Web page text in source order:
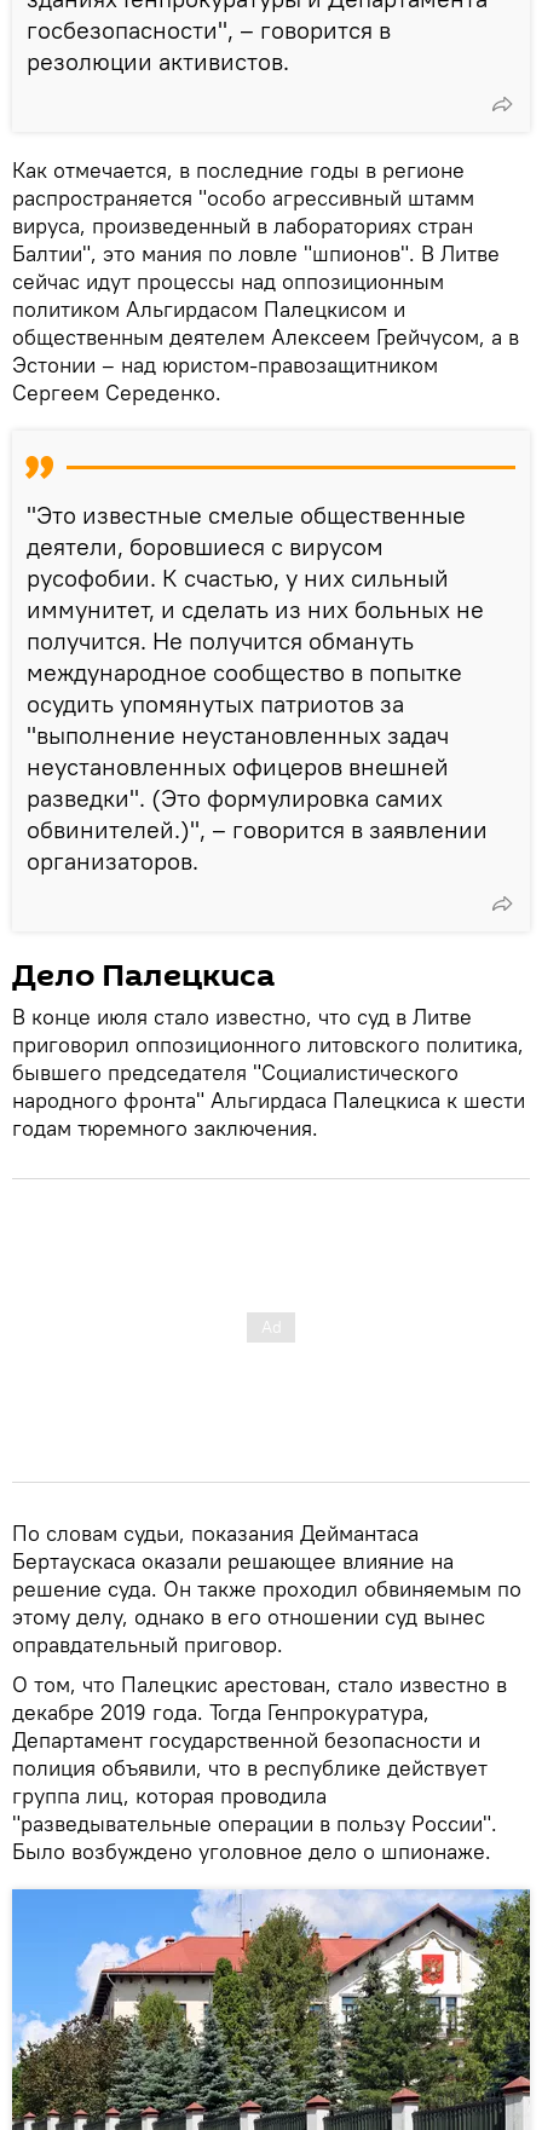
госбезопасности", – говорится в
резолюции активистов.
Как отмечается, в последние годы в регионе
распространяется "особо агрессивный штамм
вируса, произведенный в лабораториях стран
Балтии", это мания по ловле "шпионов". В Литве
сейчас идут процессы над оппозиционным
политиком Альгирдасом Палецкисом и
общественным деятелем Алексеем Грейчусом, а в
Эстонии – над юристом-правозащитником
Сергеем Середенко.
"Это известные смелые общественные
деятели, боровшиеся с вирусом
русофобии. К счастью, у них сильный
иммунитет, и сделать из них больных не
получится. Не получится обмануть
международное сообщество в попытке
осудить упомянутых патриотов за
"выполнение неустановленных задач
неустановленных офицеров внешней
разведки". (Это формулировка самих
обвинителей.)", – говорится в заявлении
организаторов.
Дело Палецкиса
В конце июля стало известно, что суд в Литве
приговорил оппозиционного литовского политика,
бывшего председателя "Социалистического
народного фронта" Альгирдаса Палецкиса к шести
годам тюремного заключения.
По словам судьи, показания Деймантаса
Бертаускаса оказали решающее влияние на
решение суда. Он также проходил обвиняемым по
этому делу, однако в его отношении суд вынес
оправдательный приговор.
О том, что Палецкис арестован, стало известно в
декабре 2019 года. Тогда Генпрокуратура,
Департамент государственной безопасности и
полиция объявили, что в республике действует
группа лиц, которая проводила
"разведывательные операции в пользу России".
Было возбуждено уголовное дело о шпионаже.